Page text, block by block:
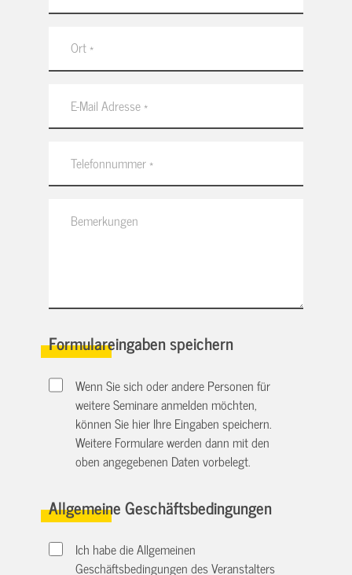
Formulareingaben speichern
Wenn Sie sich oder andere Personen für
weitere Seminare anmelden möchten,
können Sie hier Ihre Eingaben speichern.
Weitere Formulare werden dann mit den
oben angegebenen Daten vorbelegt.
Allgemeine Geschäftsbedingungen
Ich habe die Allgemeinen
Geschäftsbedingungen des Veranstalters